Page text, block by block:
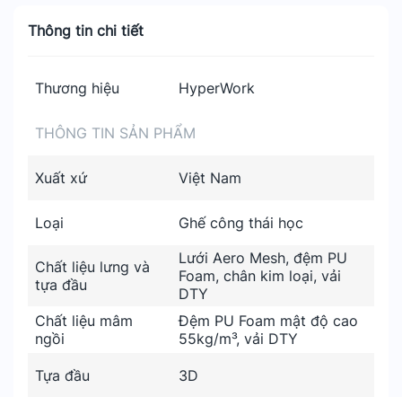
Thông tin chi tiết
Thương hiệu HyperWork
THÔNG TIN SẢN PHẨM
Xuất xứ Việt Nam
Loại Ghế công thái học
Chất liệu lưng và
tựa đầu
Lưới Aero Mesh, đệm PU
Foam, chân kim loại, vải
DTY
Chất liệu mâm
ngồi
Đệm PU Foam mật độ cao
55kg/m³, vải DTY
Tựa đầu 3D